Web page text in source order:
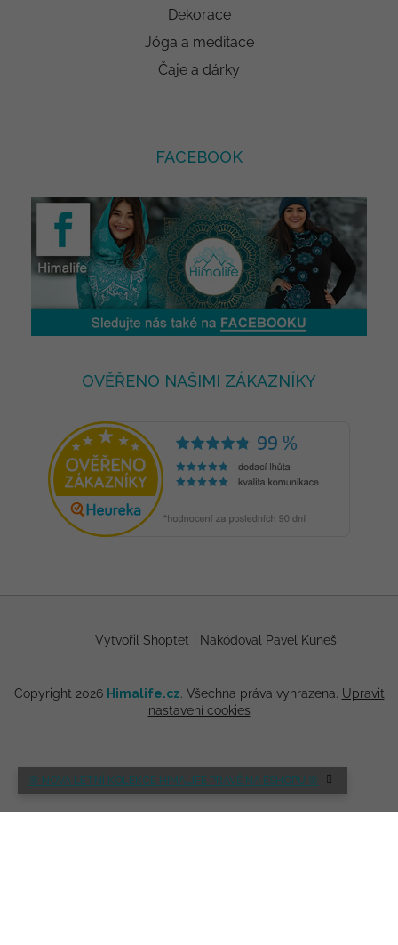
🌸 NOVÁ LETNÍ KOLEKCE HIMALIFE PRÁVĚ NA ESHOPU 🌸
Dekorace
Jóga a meditace
Čaje a dárky
FACEBOOK
OVĚŘENO NAŠIMI ZÁKAZNÍKY
Vytvořil Shoptet Nakódoval Pavel Kuneš
Copyright 2026 Himalife.cz. Všechna práva vyhrazena. Upravit
nastavení cookies